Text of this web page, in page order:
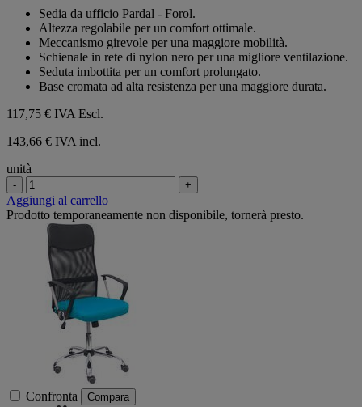
Sedia da ufficio Pardal - Forol.
Altezza regolabile per un comfort ottimale.
Meccanismo girevole per una maggiore mobilità.
Schienale in rete di nylon nero per una migliore ventilazione.
Seduta imbottita per un comfort prolungato.
Base cromata ad alta resistenza per una maggiore durata.
117,75 € IVA Escl.
143,66 € IVA incl.
unità
- +
Aggiungi al carrello
Prodotto temporaneamente non disponibile, tornerà presto.
Confronta Compara